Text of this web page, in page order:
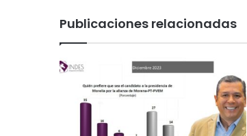
Publicaciones relacionadas